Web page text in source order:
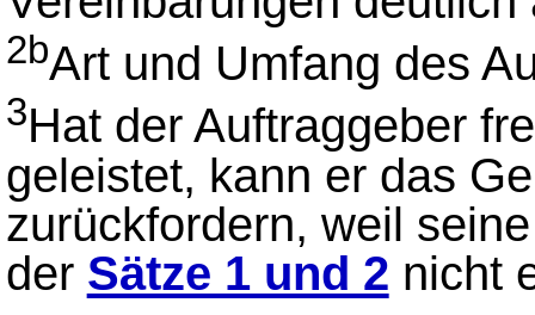
2bArt und Umfang des
3Hat der Auftraggeber
geleistet, kann er das
zurückfordern, weil
der Sätze 1 und 2 nicht